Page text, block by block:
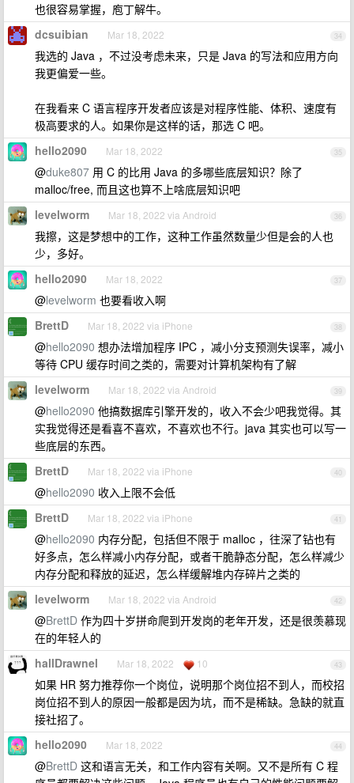
也很容易掌握，庖丁解牛。
34
dcsuibian Mar 18, 2022
我选的 Java ，不过没考虑未来，只是 Java 的写法和应用方向
我更偏爱一些。
在我看来 C 语言程序开发者应该是对程序性能、体积、速度有
极高要求的人。如果你是这样的话，那选 C 吧。
35
hello2090 Mar 18, 2022
@duke807 用 C 的比用 Java 的多哪些底层知识？除了
malloc/free, 而且这也算不上啥底层知识吧
36
levelworm Mar 18, 2022 via Android
我擦，这是梦想中的工作，这种工作虽然数量少但是会的人也
少，多好。
37
hello2090 Mar 18, 2022
@levelworm 也要看收入啊
38
BrettD Mar 18, 2022 via iPhone
@hello2090 想办法增加程序 IPC ，减小分支预测失误率，减小
等待 CPU 缓存时间之类的，需要对计算机架构有了解
39
levelworm Mar 18, 2022 via Android
@hello2090 他搞数据库引擎开发的，收入不会少吧我觉得。其
实我觉得还是看喜不喜欢，不喜欢也不行。java 其实也可以写一
些底层的东西。
40
BrettD Mar 18, 2022 via iPhone
@hello2090 收入上限不会低
41
BrettD Mar 18, 2022 via iPhone
@hello2090 内存分配，包括但不限于 malloc ，往深了钻也有
好多点，怎么样减小内存分配，或者干脆静态分配，怎么样减少
内存分配和释放的延迟，怎么样缓解堆内存碎片之类的
42
levelworm Mar 18, 2022 via Android
@BrettD 作为四十岁拼命爬到开发岗的老年开发，还是很羡慕现
在的年轻人的
43
hallDrawnel Mar 18, 2022 10
如果 HR 努力推荐你一个岗位，说明那个岗位招不到人，而校招
岗位招不到人的原因一般都是因为坑，而不是稀缺。急缺的就直
接社招了。
44
hello2090 Mar 18, 2022
@BrettD 这和语言无关，和工作内容有关啊。又不是所有 C 程